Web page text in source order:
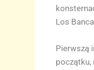
Los
Pierwszą
początku,